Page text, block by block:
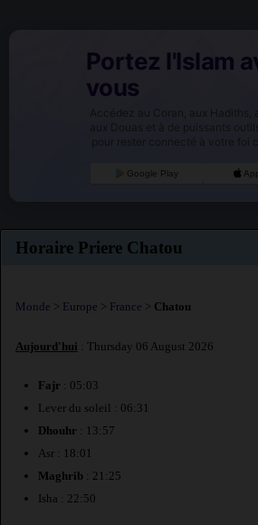
Portez l'Islam
vous
Accédez au Coran, aux Hadiths,
aux Douas et à de puissants
pour rester connecté à votre foi
Google Play
Horaire Priere Chatou
Monde > Europe > France > Chatou
Aujourd'hui : Thursday 06 August 2026
Fajr : 05:03
Lever du soleil : 06:31
Dhouhr : 13:57
Asr : 18:01
Maghrib : 21:25
Isha : 22:50